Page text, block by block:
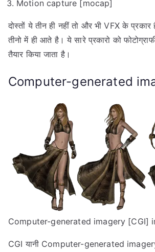
Motion capture [mocap]
दोस्तों ये तीन ही नहीं तो और भी VFX के प्रकार
तीनो में ही आते है। ये सारे प्रकारो को
तैयार किया जाता है।
Computer-generated
Computer-generated imagery [CGI]
CGI यानी Computer-generated